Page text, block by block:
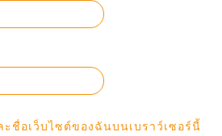
ชื่อเว็บไซต์ของฉันบนเบราว์เซอร์นี้